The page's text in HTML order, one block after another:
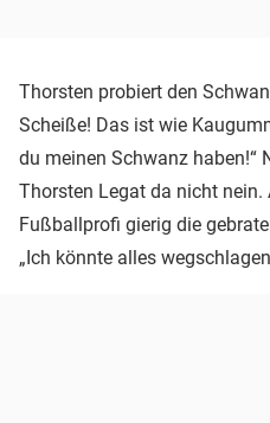
Thorsten probiert den
Scheiße! Das ist wie
du meinen Schwanz haben!“
Thorsten Legat da nicht nein.
Fußballprofi gierig die
„Ich könnte alles